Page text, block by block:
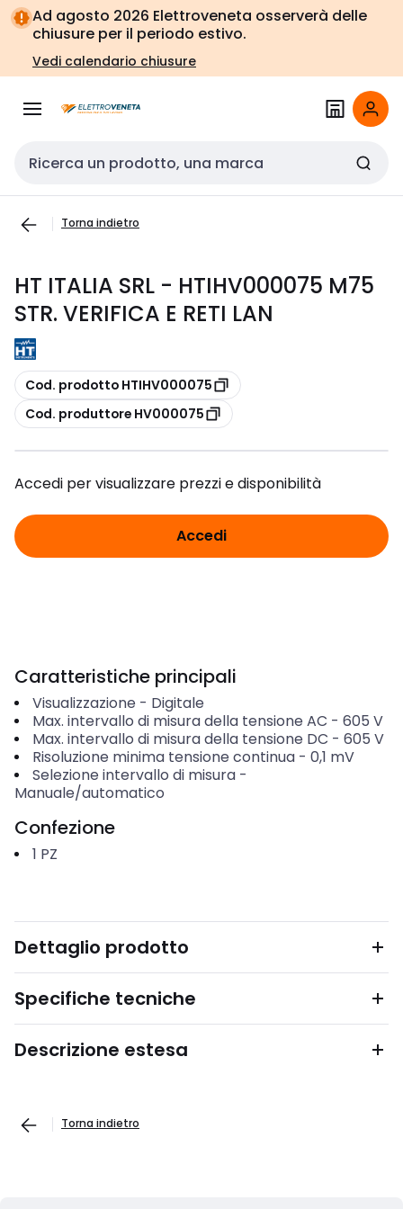
Vai alla
navigazione
Vai
alla
pagina
Ad agosto 2026 Elettroveneta osserverà delle
chiusure per il periodo estivo.
Vedi calendario chiusure
Cerca input
Torna indietro
HT ITALIA SRL - HTIHV000075 M75
STR. VERIFICA E RETI LAN
copia
Cod. prodotto HTIHV000075
copia
Cod. produttore HV000075
Accedi per visualizzare prezzi e disponibilità
Accedi
Caratteristiche principali
Visualizzazione - Digitale
Max. intervallo di misura della tensione AC - 605 V
Max. intervallo di misura della tensione DC - 605 V
Risoluzione minima tensione continua- 0,1 mV
Selezione intervallo di misura-
Manuale/automatico
Confezione
1 PZ
Dettaglio prodotto
Specifiche tecniche
Descrizione estesa
Torna indietro